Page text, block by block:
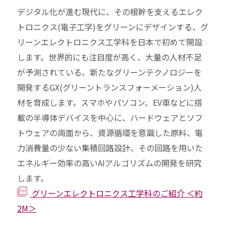
デジタル化が進む現代に、その根幹を支えるエレク
トロニクス(電子工学)をグリーンにデザインする、グ
リーンエレクトロニクス工学科を日本で初めて開設
します。世界的にも注目度が高く、大量の人材不足
が予測されている、新たなグリーンテクノロジーを
開発するGX(グリーントランスフォーメーション)人
材を育成します。スマホやパソコン、EV車などに搭
載の半導体デバイスを中心に、ハードウェアとソフ
トウェアの両面から、資源循環を意識した原料、電
力消費量の少ない集積回路設計、その回路を用いた
エネルギー効率の高いAIアルゴリズムの開発を研究
します。
グリーンエレクトロニクス工学科のご紹介 ＜約
2M＞